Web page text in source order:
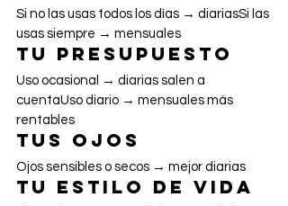
Si no las usas todos los días → diariasSi las
usas siempre → mensuales
Tu presupuesto
Uso ocasional → diarias salen a
cuentaUso diario → mensuales más
rentables
Tus ojos
Ojos sensibles o secos → mejor diarias
Tu estilo de vida